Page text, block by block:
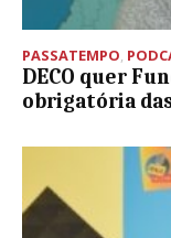
PASSATEMPO
DECO quer
obrigatória